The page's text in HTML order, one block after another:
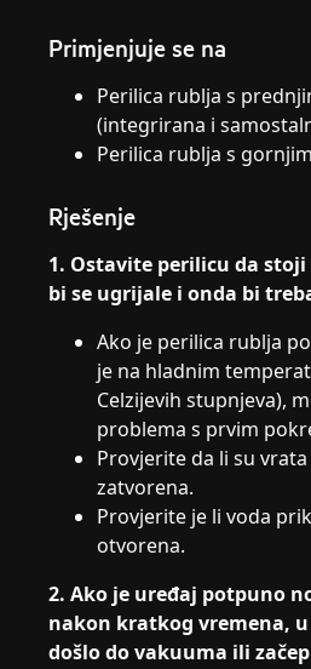
Primjenjuje se na
Perilica rublja s
(integrirana i
Perilica rublja s
Rješenje
1. Ostavite perilicu da
bi se ugrijale i onda bi
Ako je perilica rublja
je na hladnim
Celzijevih stupnjeva),
problema s prvim
Provjerite da li su
zatvorena.
Provjerite je li voda
otvorena.
2. Ako je uređaj potpuno
nakon kratkog vremena,
došlo do vakuuma ili